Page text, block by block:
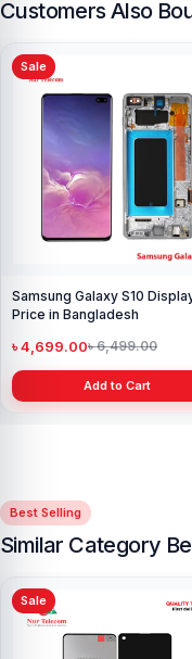
Customers Also
Sale
Samsung Galaxy S10
Price in Bangladesh
৳ 4,699.00৳ 6,499.00
Add to Cart
Best Selling
Similar Category
Sale